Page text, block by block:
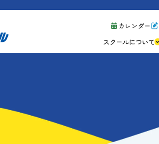
カレンダー
スクールについて